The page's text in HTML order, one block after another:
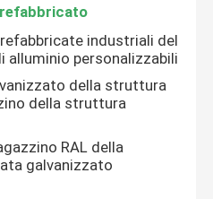
industriali del
alluminio personalizzabili
della struttura
della struttura
RAL della
galvanizzato